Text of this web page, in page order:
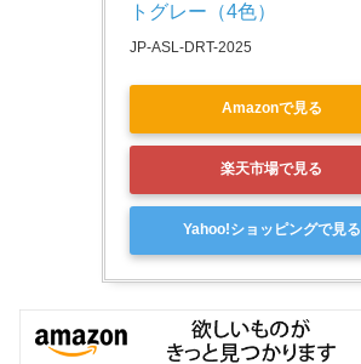
トグレー（4色）
JP-ASL-DRT-2025
Amazonで見る
楽天市場で見る
Yahoo!ショッピングで見る